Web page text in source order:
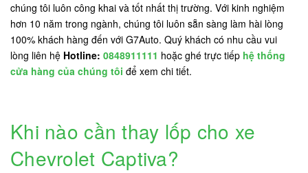
chúng tôi luôn công khai và tốt nhất thị trường. Với kinh nghiệm
hơn 10 năm trong ngành, chúng tôi luôn sẵn sàng làm hài lòng
100% khách hàng đến với G7Auto. Quý khách có nhu cầu vui
lòng liên hệ Hotline: 0848911111 hoặc ghé trực tiếp hệ thống
cửa hàng của chúng tôi để xem chi tiết.
Khi nào cần thay lốp cho xe
Chevrolet Captiva?